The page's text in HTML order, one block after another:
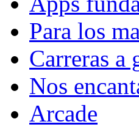
Para los
Carreras a
Nos
Arcade